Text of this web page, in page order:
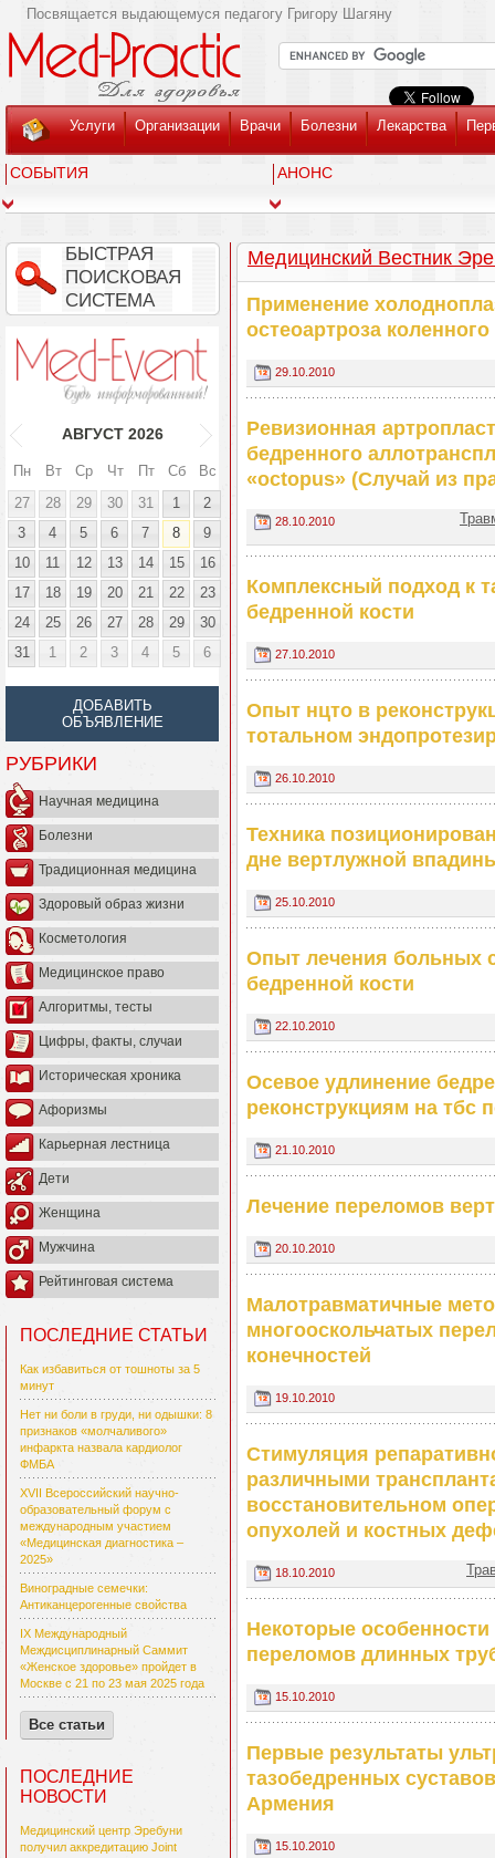
Посвящается выдающемуся педагогу Григору Шагяну
Услуги Организации Врачи Болезни Лекарства
СОБЫТИЯ АНОНС
БЫСТРАЯ
ПОИСКОВАЯ
СИСТЕМА
АВГУСТ 2026
Пн Вт Ср Чт Пт Сб
Вс
27
28 29 30 31 1
2
3
4 5 6 7 8
9
10
11 12 13 14 15
16
17
18 19 20 21 22
23
24
25 26 27 28 29
30
31
1 2 3 4 5 6
ДОБАВИТЬ
ОБЪЯВЛЕНИЕ
РУБРИКИ
Научная медицина
Болезни
Традиционная медицина
Здоровый образ жизни
Косметология
Медицинское право
Алгоритмы, тесты
Цифры, факты, случаи
Историческая хроника
Афоризмы
Карьерная лестница
Дети
Женщина
Мужчина
Рейтинговая система
ПОСЛЕДНИЕ СТАТЬИ
Как избавиться от тошноты за 5
минут
Нет ни боли в груди, ни одышки: 8
признаков «молчаливого»
инфаркта назвала кардиолог
ФМБА
XVII Всероссийский научно-
образовательный форум с
международным участием
«Медицинская диагностика –
2025»
Виноградные семечки:
Антиканцерогенные свойства
IX Международный
Междисциплинарный Саммит
«Женское здоровье» пройдет в
Москве с 21 по 23 мая 2025 года
Все статьи
ПОСЛЕДНИЕ
НОВОСТИ
Медицинский центр Эребуни
получил аккредитацию Joint
Медицинский Вестник
Применение
остеоартроза коленного
29.10.2010
Ревизионная
бедренного
«octopus» (Cлучай из
28.10.2010
Комплексный подход к
бедренной кости
27.10.2010
Опыт нцто в
тотальном
26.10.2010
Техника
дне вертлужной
25.10.2010
Опыт лечения больных
бедренной кости
22.10.2010
Осевое удлинение
реконструкциям на тбс
21.10.2010
Лечение переломов
20.10.2010
Малотравматичные
многооскольчатых
конечностей
19.10.2010
Стимуляция
различными
восстановительном
опухолей и костных
18.10.2010
Некоторые
переломов длинных
15.10.2010
Первые результаты
тазобедренных
Армения
15.10.2010